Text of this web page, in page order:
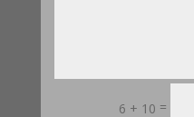
6 + 10 =